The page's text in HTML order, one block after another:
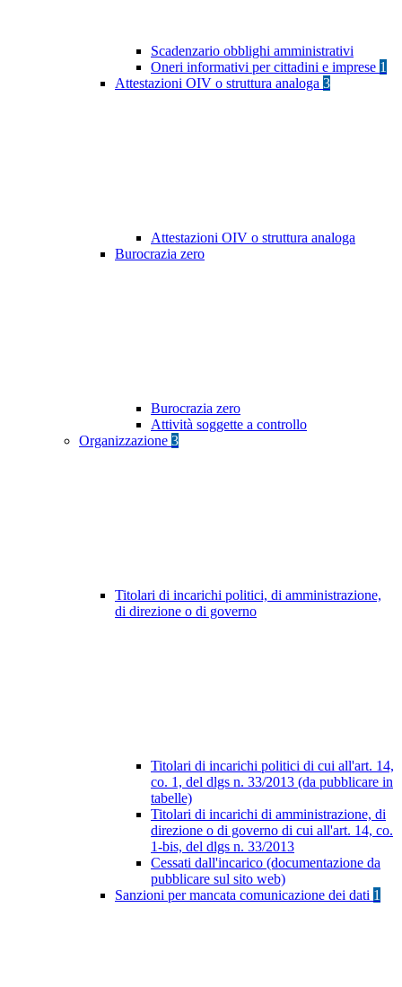
Scadenzario obblighi amministrativi
Oneri informativi per cittadini e imprese 1
Attestazioni OIV o struttura analoga 3
Attestazioni OIV o struttura analoga
Burocrazia zero
Burocrazia zero
Attività soggette a controllo
Organizzazione 3
Titolari di incarichi politici, di amministrazione,
di direzione o di governo
Titolari di incarichi politici di cui all'art. 14,
co. 1, del dlgs n. 33/2013 (da pubblicare in
tabelle)
Titolari di incarichi di amministrazione, di
direzione o di governo di cui all'art. 14, co.
1-bis, del dlgs n. 33/2013
Cessati dall'incarico (documentazione da
pubblicare sul sito web)
Sanzioni per mancata comunicazione dei dati 1